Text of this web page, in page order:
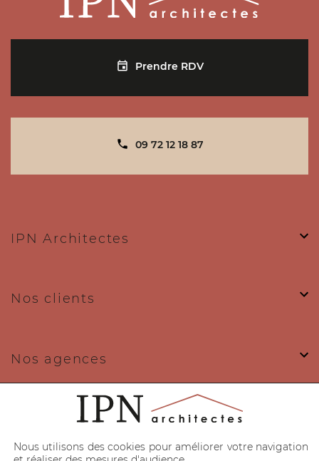
Prendre RDV
contact@ipn-architectes.fr
Prendre RDV
09 72 12 18 87
Prendre RDV
09 72 12 18 87
IPN Architectes
Nos clients
Nos agences
Nos expertises
Nous utilisons des cookies pour améliorer votre navigation